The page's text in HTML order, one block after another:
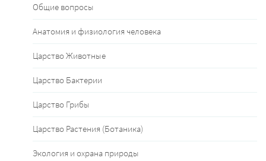
Общие вопросы
Анатомия и физиология человека
Царство Животные
Царство Бактерии
Царство Грибы
Царство Растения (Ботаника)
Экология и охрана природы